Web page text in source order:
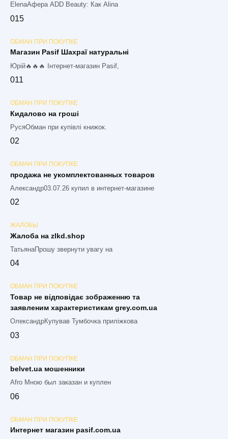
ElenaАфера ADD Beauty: Как Alina
015
ОБМАН ПРИ ПОКУПКЕ
Магазин Pasif Шахраї натуральні
Юрій🔥🔥🔥 Інтернет-магазин Pasif,
011
ОБМАН ПРИ ПОКУПКЕ
Кидалово на гроші
РусяОбман при купівлі книжок.
02
ОБМАН ПРИ ПОКУПКЕ
продажа не укомплектованных товаров
Александр03.07.26 купил в интернет-магазине
02
ЖАЛОБЫ
Жалоба на zlkd.shop
ТатьянаПрошу звернути увагу на
04
ОБМАН ПРИ ПОКУПКЕ
Товар не відповідає зображенню та
заявленим характеристикам grey.com.ua
ОлександрКупував Тумбочка приліжкова
03
ОБМАН ПРИ ПОКУПКЕ
belvet.ua мошенники
Afro Мною был заказан и куплен
06
ОБМАН ПРИ ПОКУПКЕ
Интернет магазин pasif.com.ua